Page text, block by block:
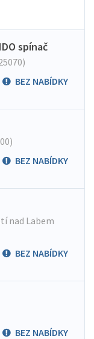
spínač
BEZ NABÍDKY
BEZ NABÍDKY
nad Labem
BEZ NABÍDKY
BEZ NABÍDKY